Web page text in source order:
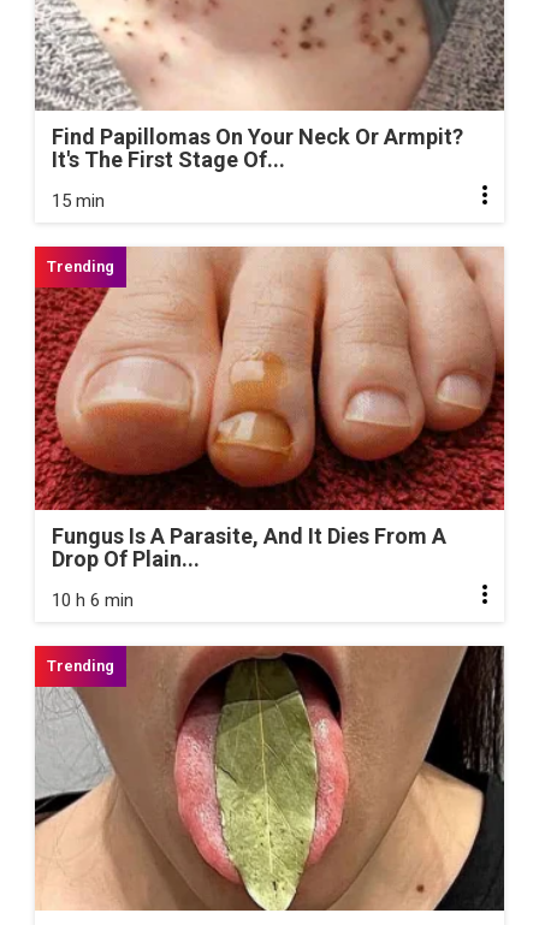
Find Papillomas On Your Neck Or Armpit?
It's The First Stage Of...
15 min
Fungus Is A Parasite, And It Dies From A
Drop Of Plain...
10 h 6 min